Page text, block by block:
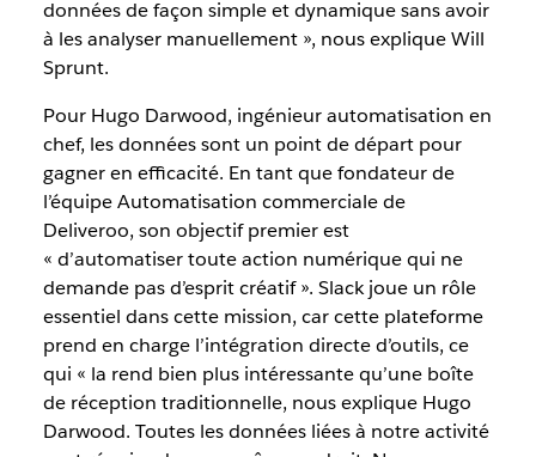
données de façon simple et dynamique sans avoir
à les analyser manuellement », nous explique Will
Sprunt.
Pour Hugo Darwood, ingénieur automatisation en
chef, les données sont un point de départ pour
gagner en efficacité. En tant que fondateur de
l’équipe Automatisation commerciale de
Deliveroo, son objectif premier est
« d’automatiser toute action numérique qui ne
demande pas d’esprit créatif ». Slack joue un rôle
essentiel dans cette mission, car cette plateforme
prend en charge l’intégration directe d’outils, ce
qui « la rend bien plus intéressante qu’une boîte
de réception traditionnelle, nous explique Hugo
Darwood. Toutes les données liées à notre activité